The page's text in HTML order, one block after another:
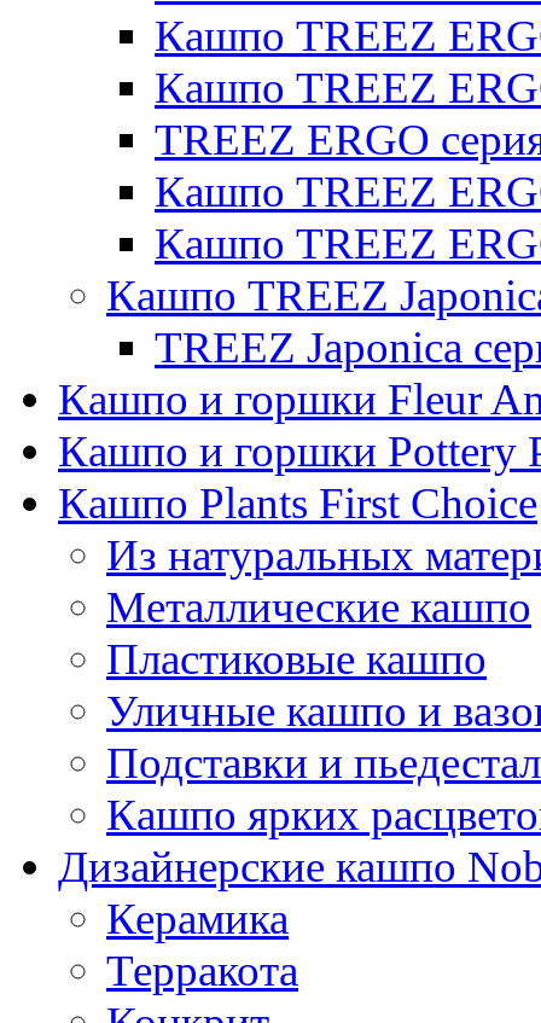
Кашпо TREEZ
Кашпо TREEZ
TREEZ ERGO
Кашпо TREEZ
Кашпо TREEZ
Кашпо TREEZ
TREEZ Japonica
Кашпо и горшки Fleur
Кашпо и горшки Pottery
Кашпо Plants First Choice
Из натуральных
Металлические кашпо
Пластиковые кашпо
Уличные кашпо и
Подставки и
Кашпо ярких
Дизайнерские кашпо
Керамика
Терракота